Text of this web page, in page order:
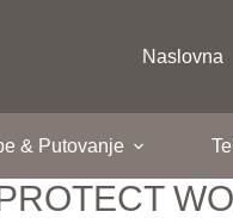
Naslovna
& Putovanje